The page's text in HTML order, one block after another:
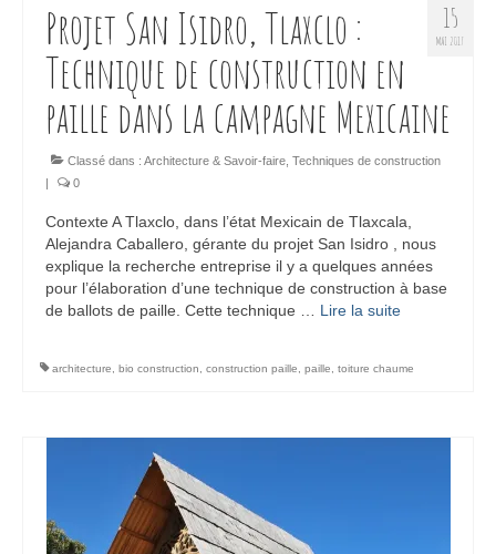
15
MAI 2017
Projet San Isidro, Tlaxclo :
Technique de construction en
paille dans la campagne Mexicaine
Classé dans : Architecture & Savoir-faire Techniques de construction
|
0
Contexte A Tlaxclo, dans l’état Mexicain de Tlaxcala,
Alejandra Caballero, gérante du projet San Isidro , nous
explique la recherche entreprise il y a quelques années
pour l’élaboration d’une technique de construction à base
de ballots de paille. Cette technique … Lire la suite­­
architecture bio construction construction paille paille toiture chaume